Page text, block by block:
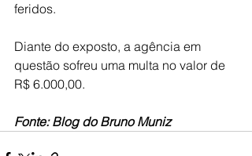
feridos.
Diante do exposto, a agência em
questão sofreu uma multa no valor de
R$ 6.000,00.
Fonte: Blog do Bruno Muniz